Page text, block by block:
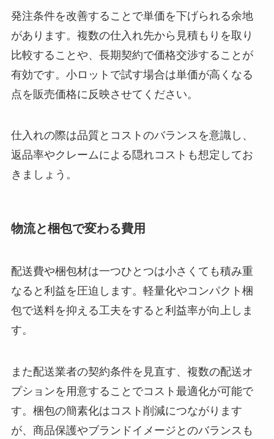
発注条件を改善することで単価を下げられる余地
があります。複数の仕入れ先から見積もりを取り
比較することや、長期契約で価格交渉することが
有効です。小ロットで試す場合は単価が高くなる
点を販売価格に反映させてください。
仕入れの際は品質とコストのバランスを意識し、
返品率やクレームによる隠れコストも想定してお
きましょう。
物流と梱包で変わる費用
配送費や梱包材は一つひとつは小さくても積み重
なると利益を圧迫します。軽量化やコンパクト梱
包で送料を抑える工夫をすると利益率が向上しま
す。
また配送業者の契約条件を見直す、複数の配送オ
プションを用意することでコスト最適化が可能で
す。梱包の簡素化はコスト削減につながります
が、商品保護やブランドイメージとのバランスも